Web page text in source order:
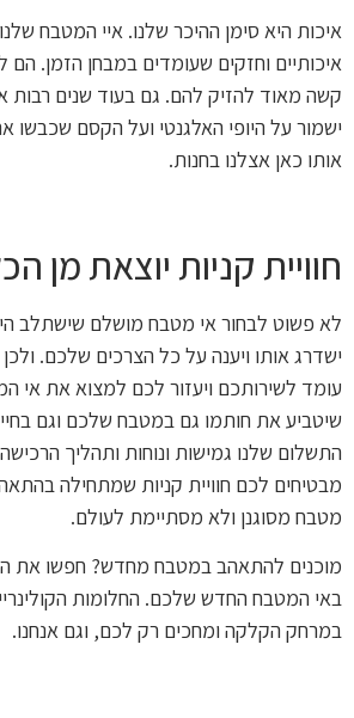
איכות היא סימן ההיכר שלנו. איי המטבח
איכותיים וחזקים שעומדים במבחן הזמן. הם
קשה מאוד להזיק להם. גם בעוד שנים רבות
ישמור על היופי האלגנטי ועל הקסם
אותו כאן אצלנו בחנות.
חוויית קניות יוצאת מן
לא פשוט לבחור אי מטבח מושלם שישתלב
ישדרג אותו ויענה על כל הצרכים שלכם.
עומד לשירותכם ויעזור לכם למצוא את אי
שיטביע את חותמו גם במטבח שלכם וגם
התשלום שלנו גמישות ונוחות ותהליך
מבטיחים לכם חוויית קניות שמתחילה
מטבח מסוגנן ולא מסתיימת לעולם.
מוכנים להתאהב במטבח מחדש? חפשו את
באי המטבח החדש שלכם. החלומות
במרחק הקלקה ומחכים רק לכם, וגם אנחנו.